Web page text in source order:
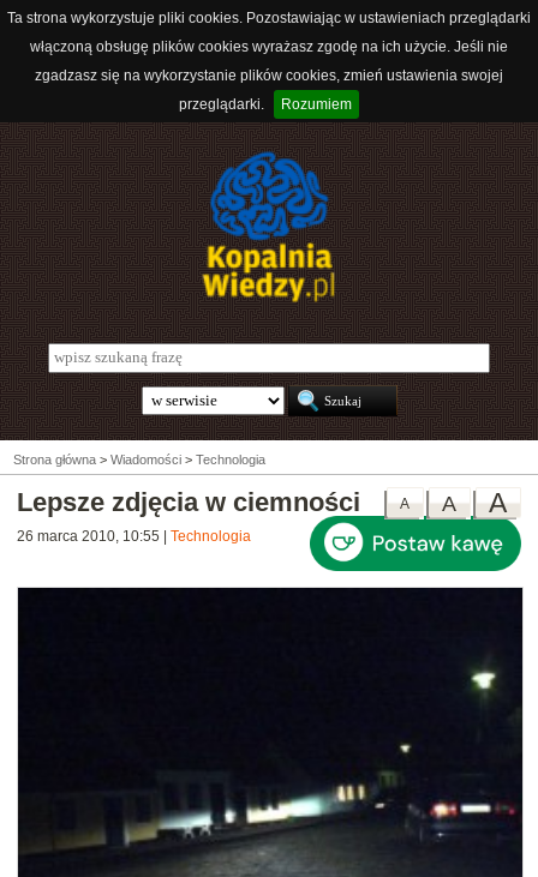
Ta strona wykorzystuje pliki cookies. Pozostawiając w ustawieniach przeglądarki
włączoną obsługę plików cookies wyrażasz zgodę na ich użycie. Jeśli nie
zgadzasz się na wykorzystanie plików cookies, zmień ustawienia swojej
przeglądarki.
Rozumiem
Strona główna > Wiadomości > Technologia
A
A
A
Lepsze zdjęcia w ciemności
26 marca 2010, 10:55 Technologia